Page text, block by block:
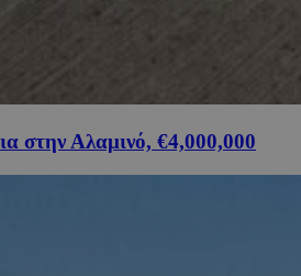
στην Αλαμινό, €4,000,000